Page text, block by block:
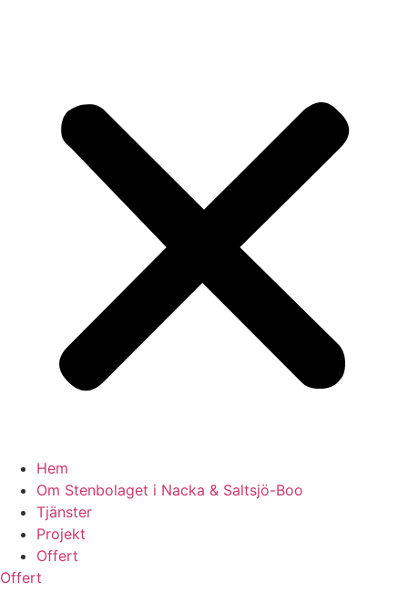
Hem
Om Stenbolaget i Nacka & Saltsjö-Boo
Tjänster
Projekt
Offert
Offert